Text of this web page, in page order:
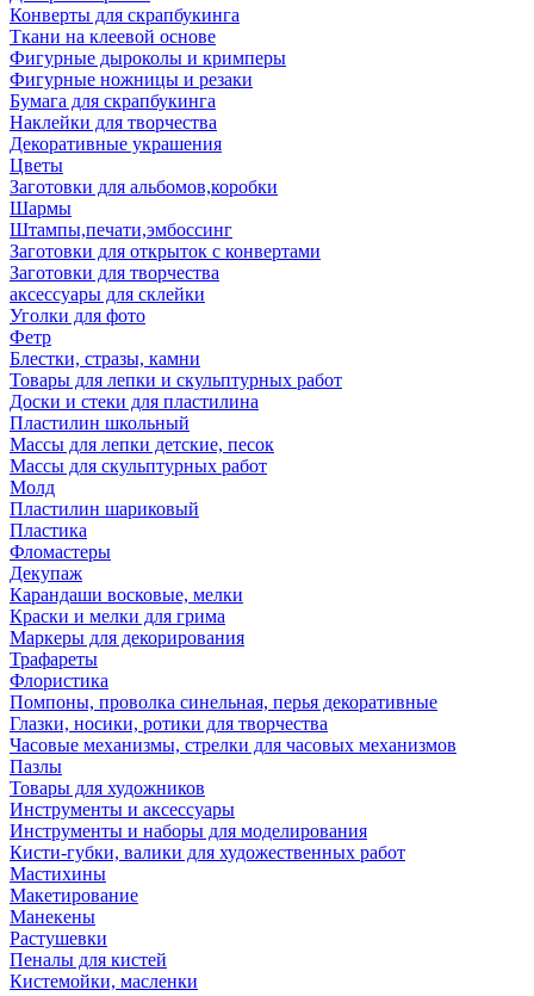
Конверты для скрапбукинга
Ткани на клеевой основе
Фигурные дыроколы и кримперы
Фигурные ножницы и резаки
Бумага для скрапбукинга
Наклейки для творчества
Декоративные украшения
Цветы
Заготовки для альбомов,коробки
Шармы
Штампы,печати,эмбоссинг
Заготовки для открыток с конвертами
Заготовки для творчества
аксессуары для склейки
Уголки для фото
Фетр
Блестки, стразы, камни
Товары для лепки и скульптурных работ
Доски и стеки для пластилина
Пластилин школьный
Массы для лепки детские, песок
Массы для скульптурных работ
Молд
Пластилин шариковый
Пластика
Фломастеры
Декупаж
Карандаши восковые, мелки
Краски и мелки для грима
Маркеры для декорирования
Трафареты
Флористика
Помпоны, проволка синельная, перья декоративные
Глазки, носики, ротики для творчества
Часовые механизмы, стрелки для часовых механизмов
Пазлы
Товары для художников
Инструменты и аксессуары
Инструменты и наборы для моделирования
Кисти-губки, валики для художественных работ
Мастихины
Макетирование
Манекены
Растушевки
Пеналы для кистей
Кистемойки, масленки